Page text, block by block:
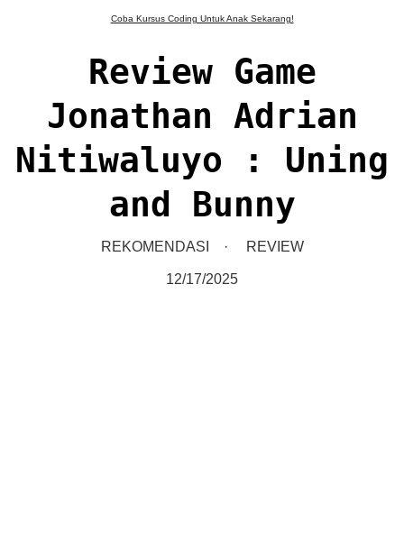
Coba Kursus Coding Untuk Anak Sekarang!
Review Game
Jonathan Adrian
Nitiwaluyo : Uning
and Bunny
REKOMENDASI REVIEW
12/17/2025